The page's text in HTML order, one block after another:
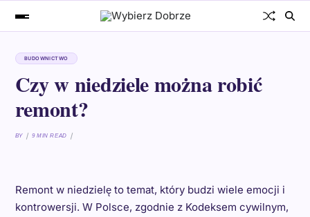
BUDOWNICTWO
Czy w niedziele można robić
remont?
BY 9 MIN READ
Remont w niedzielę to temat, który budzi wiele emocji i
kontrowersji. W Polsce, zgodnie z Kodeksem cywilnym,